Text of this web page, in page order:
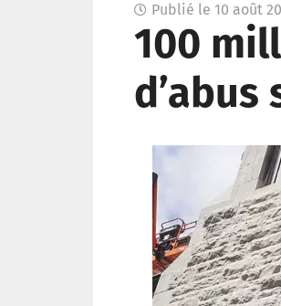
Publié le 10 août
100
d’abus